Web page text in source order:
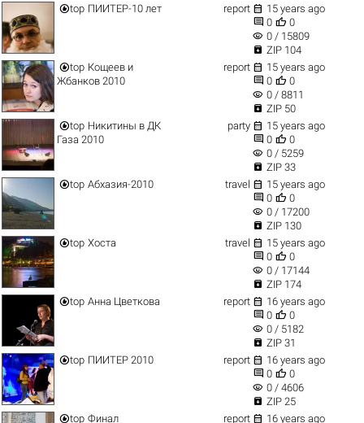
top ПИИТЕР-10 лет report  15 years ago
 0  0
visibility 0 / 15809
 ZIP 104
top Кощеев и
Жбанков 2010
report  15 years ago
 0  0
visibility 0 / 8811
 ZIP 50
top Никитины в ДК
Газа 2010
party  15 years ago
 0  0
visibility 0 / 5259
 ZIP 33
top Абхазия-2010 travel  15 years ago
 0  0
visibility 0 / 17200
 ZIP 130
top Хоста travel  15 years ago
 0  0
visibility 0 / 17144
 ZIP 174
top Анна Цветкова report  16 years ago
 0  0
visibility 0 / 5182
 ZIP 31
top ПИИТЕР 2010 report  16 years ago
 0  0
visibility 0 / 4606
 ZIP 25
top Финал
report  16 years ago